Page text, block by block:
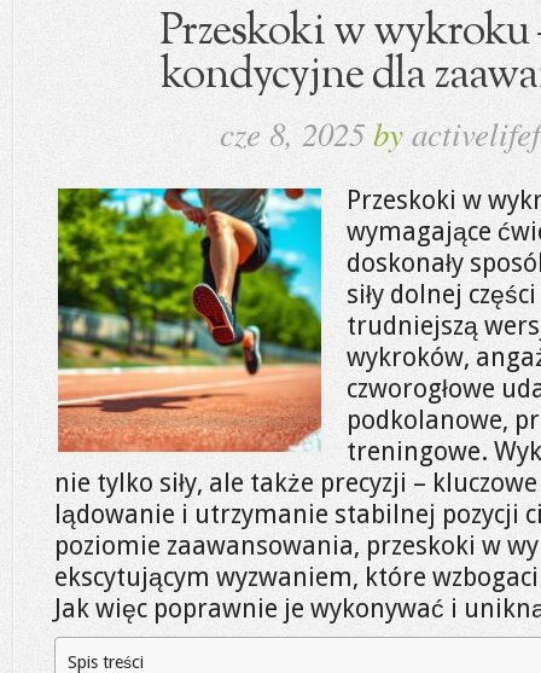
Przeskoki w wykroku
kondycyjne dla
cze 8, 2025by
Przeskoki w
wymagające
doskonały
siły dolnej
trudniejszą
wykroków,
czworogłowe
podkolanowe,
treningowe.
nie tylko siły, ale także precyzji –
lądowanie i utrzymanie stabilnej pozycji
poziomie zaawansowania, przeskoki w
ekscytującym wyzwaniem, które
Jak więc poprawnie je wykonywać i
Spis treści